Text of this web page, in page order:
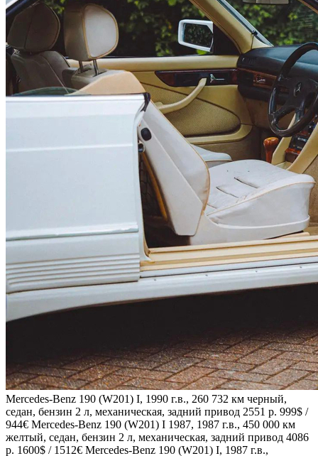
Mercedes-Benz 190 (W201) I, 1990 г.в., 260 732 км черный,
седан, бензин 2 л, механическая, задний привод 2551 р. 999$ /
944€ Mercedes-Benz 190 (W201) I 1987, 1987 г.в., 450 000 км
желтый, седан, бензин 2 л, механическая, задний привод 4086
р. 1600$ / 1512€ Mercedes-Benz 190 (W201) I, 1987 г.в.,